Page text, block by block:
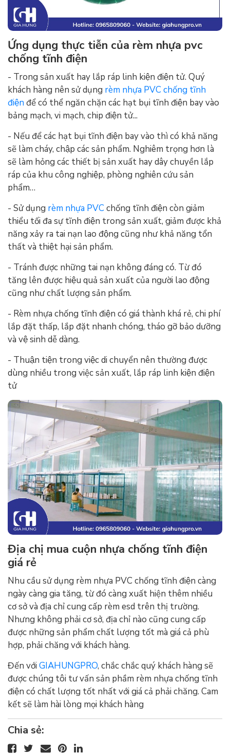
Ứng dụng thực tiễn của rèm nhựa pvc
chống tĩnh điện
- Trong sản xuất hay lắp ráp linh kiện điện tử. Quý
khách hàng nên sử dụng rèm nhựa PVC chống tĩnh
điệnđể có thể ngăn chặn các hạt bụi tĩnh điện bay vào
bảng mạch, vi mạch, chip điện tử...
- Nếu để các hạt bụi tĩnh điện bay vào thì có khả năng
sẽ làm cháy, chập các sản phẩm. Nghiêm trọng hơn là
sẽ làm hỏng các thiết bị sản xuất hay dây chuyền lắp
ráp của khu công nghiệp, phòng nghiên cứu sản
phẩm…
- Sử dụng rèm nhựa PVCchống tĩnh điện còn giảm
thiểu tối đa sự tĩnh điện trong sản xuất, giảm được khả
năng xảy ra tai nạn lao động cũng như khả năng tổn
thất và thiệt hại sản phẩm.
- Tránh được những tai nạn không đáng có. Từ đó
tăng lên được hiệu quả sản xuất của người lao động
cũng như chất lượng sản phẩm.
- Rèm nhựa chống tĩnh điện có giá thành khá rẻ, chi phí
lắp đặt thấp, lắp đặt nhanh chóng, tháo gỡ bảo dưỡng
và vệ sinh dễ dàng.
- Thuận tiện trong việc di chuyển nên thường được
dùng nhiều trong việc sản xuất, lắp ráp linh kiện điện
tử
Địa chị mua cuộn nhựa chống tĩnh điện
giá rẻ
Nhu cầu sử dụng rèm nhựa PVC chống tĩnh điện càng
ngày càng gia tăng, từ đó càng xuất hiện thêm nhiều
cơ sở và địa chỉ cung cấp rèm esd trên thị trường.
Nhưng không phải cơ sở, địa chỉ nào cũng cung cấp
được những sản phẩm chất lượng tốt mà giá cả phù
hợp, phải chăng với khách hàng.
Đến với GIAHUNGPRO, chắc chắc quý khách hàng sẽ
được chúng tôi tư vấn sản phầm rèm nhựa chống tĩnh
điện có chất lượng tốt nhất với giá cả phải chăng. Cam
kết sẽ làm hài lòng mọi khách hàng
Chia sẻ: